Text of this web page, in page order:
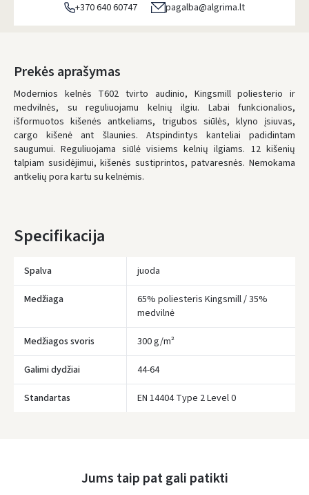
DPD paštomatai- 4.00 €
LP Express paštomatai
LP Express kurjeris - 4.00 €
Pirmadienį, Rugpjūčio 10 d.
UŽSAKYMUS NUO80 € PRISTATOME NEMOKAMAI!
IKI NEMOKAMO PRISTATYMO TRŪKSTA:80 €
+370 640 60747 pagalba@algrima.lt
Prekės aprašymas
Modernios kelnės T602 tvirto audinio, Kingsmill poliesterio ir
medvilnės, su reguliuojamu kelnių ilgiu. Labai funkcionalios,
išformuotos kišenės antkeliams, trigubos siūlės, klyno įsiuvas,
cargo kišenė ant šlaunies. Atspindintys kanteliai padidintam
saugumui. Reguliuojama siūlė visiems kelnių ilgiams. 12 kišenių
talpiam susidėjimui, kišenės sustiprintos, patvaresnės. Nemokama
antkelių pora kartu su kelnėmis.
Specifikacija
Spalva juoda
Medžiaga
65% poliesteris Kingsmill / 35%
medvilnė
Medžiagos svoris 300 g/m²
Galimi dydžiai 44-64
Standartas EN 14404 Type 2 Level 0
Jums taip pat gali patikti
Įvertinimas:
Prisijungti